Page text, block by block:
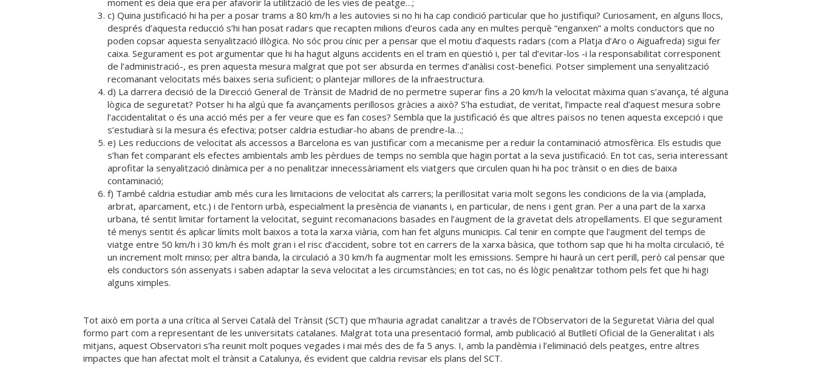
moment es deia que era per afavorir la utilització de les vies de peatge…;
c) Quina justificació hi ha per a posar trams a 80 km/h a les autovies si no hi ha cap condició particular que ho justifiqui? Curiosament, en alguns llocs,
després d’aquesta reducció s’hi han posat radars que recapten milions d’euros cada any en multes perquè “enganxen” a molts conductors que no
poden copsar aquesta senyalització il·lògica. No sóc prou cínic per a pensar que el motiu d’aquests radars (com a Platja d’Aro o Aiguafreda) sigui fer
caixa. Segurament es pot argumentar que hi ha hagut alguns accidents en el tram en qüestió i, per tal d’evitar-los -i la responsabilitat corresponent
de l’administració-, es pren aquesta mesura malgrat que pot ser absurda en termes d’anàlisi cost-benefici. Potser simplement una senyalització
recomanant velocitats més baixes seria suficient; o plantejar millores de la infraestructura.
d) La darrera decisió de la Direcció General de Trànsit de Madrid de no permetre superar fins a 20 km/h la velocitat màxima quan s’avança, té alguna
lògica de seguretat? Potser hi ha algú que fa avançaments perillosos gràcies a això? S’ha estudiat, de veritat, l’impacte real d’aquest mesura sobre
l’accidentalitat o és una acció més per a fer veure que es fan coses? Sembla que la justificació és que altres països no tenen aquesta excepció i que
s’estudiarà si la mesura és efectiva; potser caldria estudiar-ho abans de prendre-la…;
e) Les reduccions de velocitat als accessos a Barcelona es van justificar com a mecanisme per a reduir la contaminació atmosfèrica. Els estudis que
s’han fet comparant els efectes ambientals amb les pèrdues de temps no sembla que hagin portat a la seva justificació. En tot cas, seria interessant
aprofitar la senyalització dinàmica per a no penalitzar innecessàriament els viatgers que circulen quan hi ha poc trànsit o en dies de baixa
contaminació;
f) També caldria estudiar amb més cura les limitacions de velocitat als carrers; la perillositat varia molt segons les condicions de la via (amplada,
arbrat, aparcament, etc.) i de l’entorn urbà, especialment la presència de vianants i, en particular, de nens i gent gran. Per a una part de la xarxa
urbana, té sentit limitar fortament la velocitat, seguint recomanacions basades en l’augment de la gravetat dels atropellaments. El que segurament
té menys sentit és aplicar límits molt baixos a tota la xarxa viària, com han fet alguns municipis. Cal tenir en compte que l’augment del temps de
viatge entre 50 km/h i 30 km/h és molt gran i el risc d’accident, sobre tot en carrers de la xarxa bàsica, que tothom sap que hi ha molta circulació, té
un increment molt minso; per altra banda, la circulació a 30 km/h fa augmentar molt les emissions. Sempre hi haurà un cert perill, però cal pensar que
els conductors són assenyats i saben adaptar la seva velocitat a les circumstàncies; en tot cas, no és lògic penalitzar tothom pels fet que hi hagi
alguns ximples.
Tot això em porta a una crítica al Servei Català del Trànsit (SCT) que m’hauria agradat canalitzar a través de l’Observatori de la Seguretat Viària del qual
formo part com a representant de les universitats catalanes. Malgrat tota una presentació formal, amb publicació al Butlletí Oficial de la Generalitat i als
mitjans, aquest Observatori s’ha reunit molt poques vegades i mai més des de fa 5 anys. I, amb la pandèmia i l’eliminació dels peatges, entre altres
impactes que han afectat molt el trànsit a Catalunya, és evident que caldria revisar els plans del SCT.